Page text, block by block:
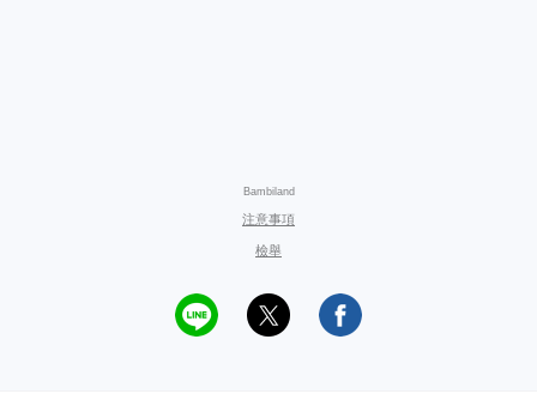
Bambiland
注意事項
檢舉